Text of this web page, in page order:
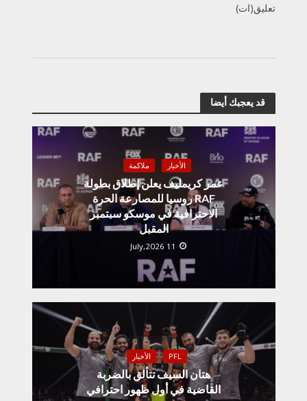
تعليق(ات)
قد يعجبك أيضا
الأخبار ملاكمة
عمر كريمليف يعلن إطلاق بطولة
RAF روسيا للمصارعة الحرة
الاحترافية في موسكو سبتمبر
المقبل
11 July,2026
PFL الأخبار
هتان السيف تتألق بالضربة
القاضية في أول ظهور احترافي